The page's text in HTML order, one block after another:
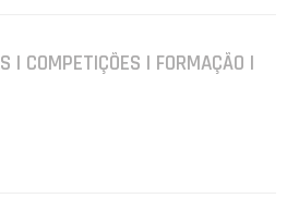
| COMPETIÇÕES | FORMAÇÃO |